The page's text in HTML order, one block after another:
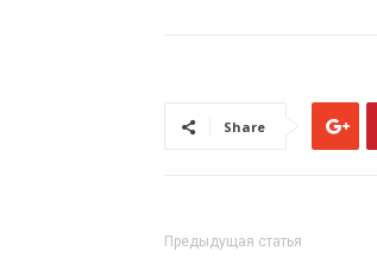
Share
Предыдущая статья